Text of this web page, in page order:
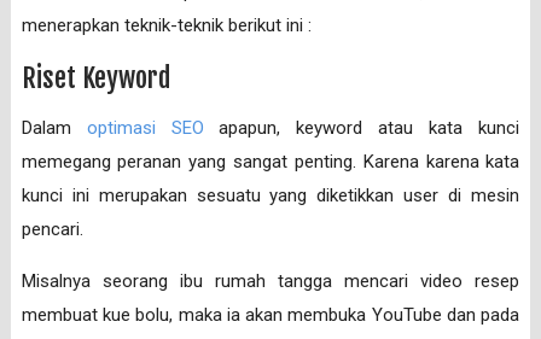
menerapkan teknik-teknik berikut ini :
Riset Keyword
Dalam optimasi SEO apapun, keyword atau kata kunci
memegang peranan yang sangat penting. Karena karena kata
kunci ini merupakan sesuatu yang diketikkan user di mesin
pencari.
Misalnya seorang ibu rumah tangga mencari video resep
membuat kue bolu, maka ia akan membuka YouTube dan pada